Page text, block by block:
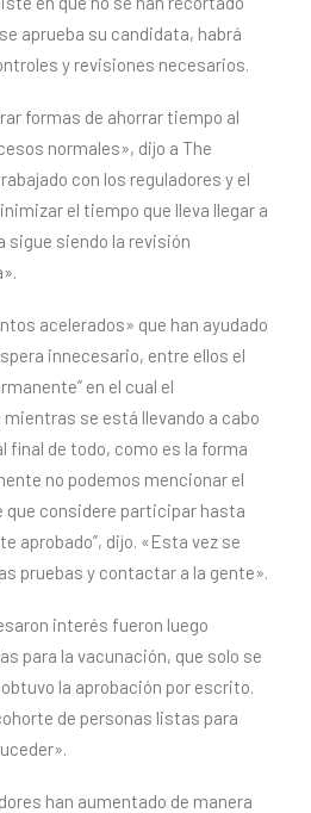
aprueba su candidata, habrá
y revisiones necesarios.
formas de ahorrar tiempo al
normales», dijo a The
con los reguladores y el
el tiempo que lleva llegar a
sigue siendo la revisión
acelerados» que han ayudado
innecesario, entre ellos el
en el cual el
se está llevando a cabo
final de todo, como es la forma
no podemos mencionar el
que considere participar hasta
aprobado”, dijo. «Esta vez se
pruebas y contactar a la gente».
interés fueron luego
para la vacunación, que solo se
la aprobación por escrito.
de personas listas para
han aumentado de manera